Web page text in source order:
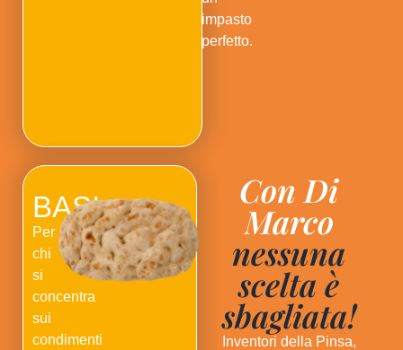
impasto
perfetto.
Con Di
Marco
nessuna
scelta è
sbagliata!
Inventori della Pinsa,
BASI
Per
chi
si
concentra
sui
condimenti